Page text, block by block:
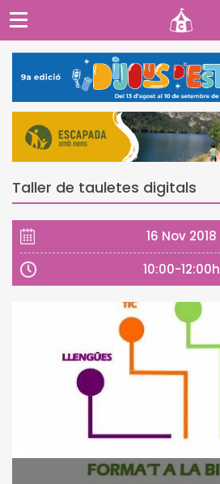
Taller de tauletes digitals
16 Nov 2018
10:00-12:00h